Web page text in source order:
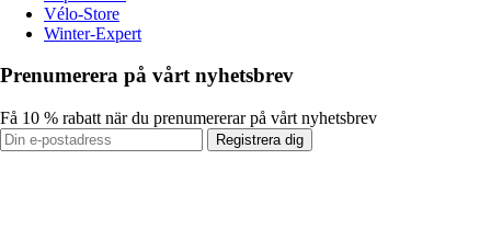
Vélo-Store
Winter-Expert
Prenumerera på vårt nyhetsbrev
Få 10 % rabatt när du prenumererar på vårt nyhetsbrev
Registrera dig